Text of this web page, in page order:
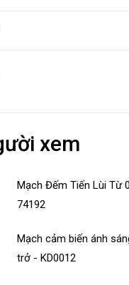
xem
Mạch Đếm Tiến Lùi Từ
74192
Mạch cảm biến ánh
trở - KD0012